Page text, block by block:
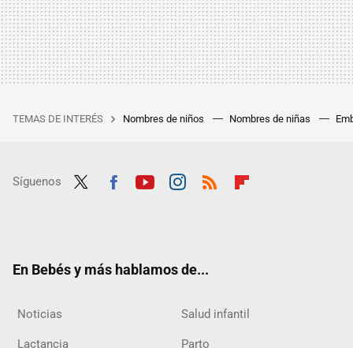
TEMAS DE INTERÉS Nombres de niños Nombres de niñas
Síguenos
En Bebés y más hablamos de...
Noticias Salud infantil
Lactancia Parto